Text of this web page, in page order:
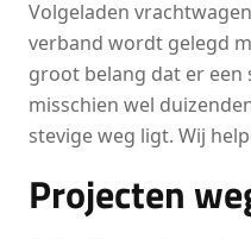
Volgeladen
verband wordt gelegd
groot belang dat er
misschien wel
stevige weg ligt. Wij
Projecten